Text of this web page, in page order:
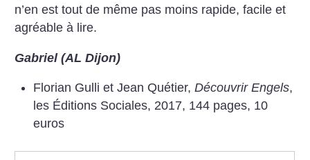
n’en est tout de même pas moins rapide, facile et
agréable à lire.
Gabriel (AL Dijon)
Florian Gulli et Jean Quétier, Découvrir Engels,
les Éditions Sociales, 2017, 144 pages, 10
euros